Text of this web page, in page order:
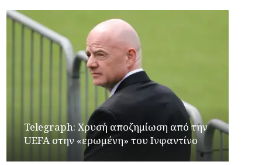
Telegraph: Χρυσή αποζημίωση από την
UEFA στην «ερωμένη» του Ινφαντίνο